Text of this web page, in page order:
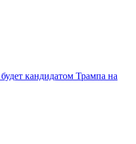
кандидатом Трампа на